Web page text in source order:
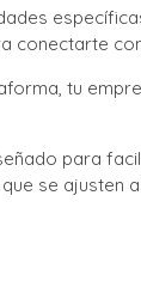
conectarte
tu
para
se ajusten